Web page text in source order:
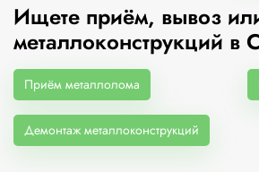
Ищете приём, вывоз
металлоконструкций в
Приём металлолома
Демонтаж металлоконструкций